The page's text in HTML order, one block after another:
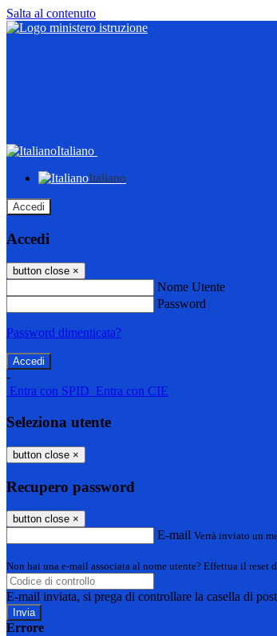
Salta al contenuto
Italiano
Italiano
Accedi
Accedi
button close ×
Nome Utente
Password
Password dimenticata?
-
Entra con SPID Entra con CIE
Seleziona utente
button close ×
Recupero password
button close ×
E-mail Verrà inviato un
Non hai una e-mail associata al nome utente? Effettua il reset
E-mail inviata, si prega di controllare la casella di
Errore